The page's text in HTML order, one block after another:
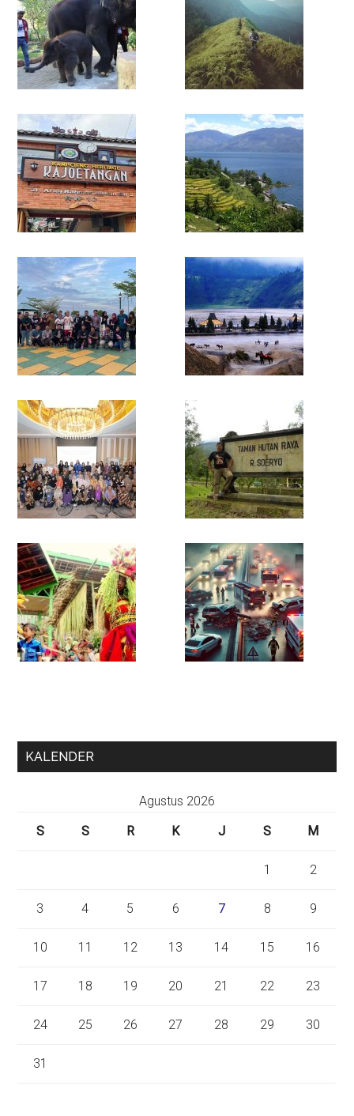
KALENDER
Agustus 2026
S
S R K J S M
1 2
3 4 5 6 7 8 9
10 11 12 13 14 15 16
17 18 19 20 21 22 23
24 25 26 27 28 29 30
31